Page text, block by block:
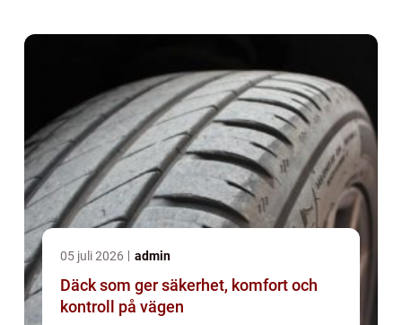
05 juli 2026 admin
Däck som ger säkerhet, komfort och
kontroll på vägen